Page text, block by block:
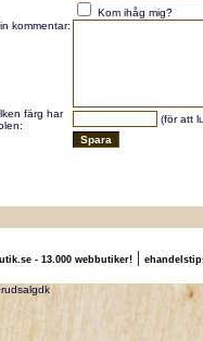
Kom ihåg mig?
kommentar:
färg har
(för att
- 13.000 webbutiker!|
trojerudsalgdk